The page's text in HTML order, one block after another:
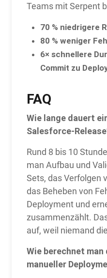
Teams mit Serpent
70 % niedrigere
80 % weniger
6× schnellere
Commit zu
FAQ
Wie lange dauert
Salesforce-
Rund 8 bis 10
man Aufbau und
Sets, das Verfolgen
das Beheben von
Deployment und
zusammenzählt.
auf, weil niemand
Wie berechnet man
manueller